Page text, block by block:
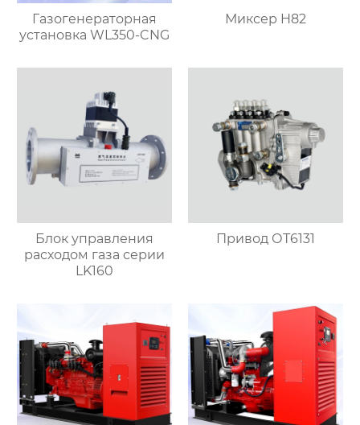
Газогенераторная
установка WL350-CNG
Миксер H82
Блок управления
расходом газа серии
LK160
Привод ОТ6131